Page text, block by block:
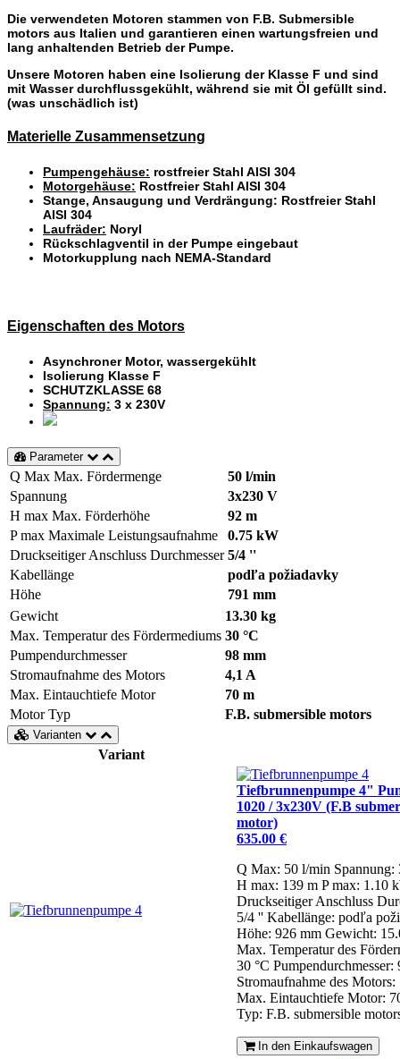
Die verwendeten Motoren stammen von F.B. Submersible
motors aus Italien und garantieren einen wartungsfreien und
lang anhaltenden Betrieb der Pumpe.
Unsere Motoren haben eine Isolierung der Klasse F und sind
mit Wasser durchflussgekühlt, während sie mit Öl gefüllt sind.
(was unschädlich ist)
Materielle Zusammensetzung
Pumpengehäuse: rostfreier Stahl AISI 304
Motorgehäuse: Rostfreier Stahl AISI 304
Stange, Ansaugung und Verdrängung: Rostfreier Stahl
AISI 304
Laufräder: Noryl
Rückschlagventil in der Pumpe eingebaut
Motorkupplung nach NEMA-Standard
Eigenschaften des Motors
Asynchroner Motor, wassergekühlt
Isolierung Klasse F
SCHUTZKLASSE 68
Spannung: 3 x 230V
Parameter
Q Max Max. Fördermenge
50 l/min
Spannung
3x230 V
H max Max. Förderhöhe
92 m
P max Maximale Leistungsaufnahme
0.75 kW
Druckseitiger Anschluss Durchmesser 5/4 ''
Kabellänge
podľa požiadavky
Höhe
791 mm
Gewicht
13.30 kg
Max. Temperatur des Fördermediums 30 °C
Pumpendurchmesser
98 mm
Stromaufnahme des Motors
4,1 A
Max. Eintauchtiefe Motor
70 m
Motor Typ
F.B. submersible motors
Varianten
Variant
Tiefbrunnenpumpe 4"
1020 / 3x230V (F.B
motor)
635.00 €
Q Max: 50 l/min
H max: 139 m P max: 1.10
Druckseitiger Anschluss
5/4 '' Kabellänge: podľa
Höhe: 926 mm Gewicht:
Max. Temperatur des
30 °C Pumpendurchmesser:
Stromaufnahme des Motors:
Max. Eintauchtiefe Motor:
Typ: F.B. submersible
In den Einkaufswagen